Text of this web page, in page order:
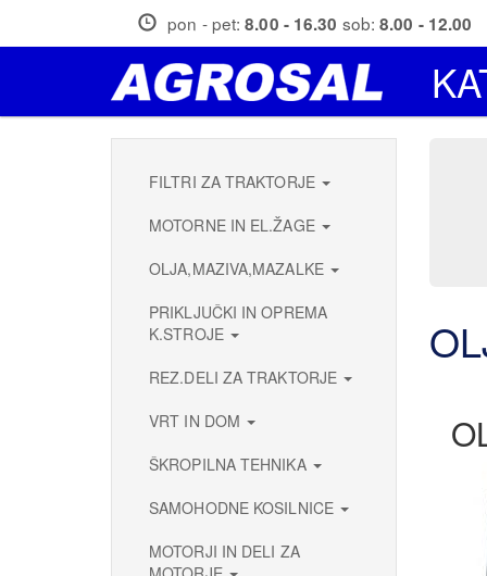
pon - pet:8.00 - 16.30 sob:8.00 - 12.00
FILTRI ZA TRAKTORJE
MOTORNE IN EL.ŽAGE
OLJA,MAZIVA,MAZALKE
PRIKLJUČKI IN OPREMA
K.STROJE
REZ.DELI ZA TRAKTORJE
VRT IN DOM
ŠKROPILNA TEHNIKA
SAMOHODNE KOSILNICE
MOTORJI IN DELI ZA